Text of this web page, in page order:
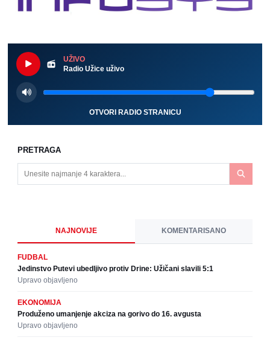
UŽIVO
Radio Užice uživo
OTVORI RADIO STRANICU
PRETRAGA
NAJNOVIJE KOMENTARISANO
FUDBAL
Jedinstvo Putevi ubedljivo protiv Drine: Užičani slavili 5:1
Upravo objavljeno
EKONOMIJA
Produženo umanjenje akciza na gorivo do 16. avgusta
Upravo objavljeno